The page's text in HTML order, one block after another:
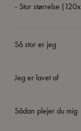
- Stor størrelse
Så stor er jeg
Jeg er lavet af
Sådan plejer du mig